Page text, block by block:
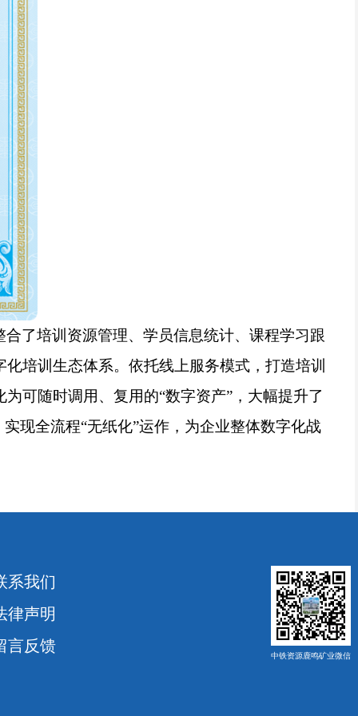
了培训资源管理、学员信息统计、课程学习跟
培训生态体系。依托线上服务模式，打造培训
可随时调用、复用的“数字资产”，大幅提升了
现全流程“无纸化”运作，为企业整体数字化战
系我们
律声明
言反馈
中铁资源鹿鸣矿业微信